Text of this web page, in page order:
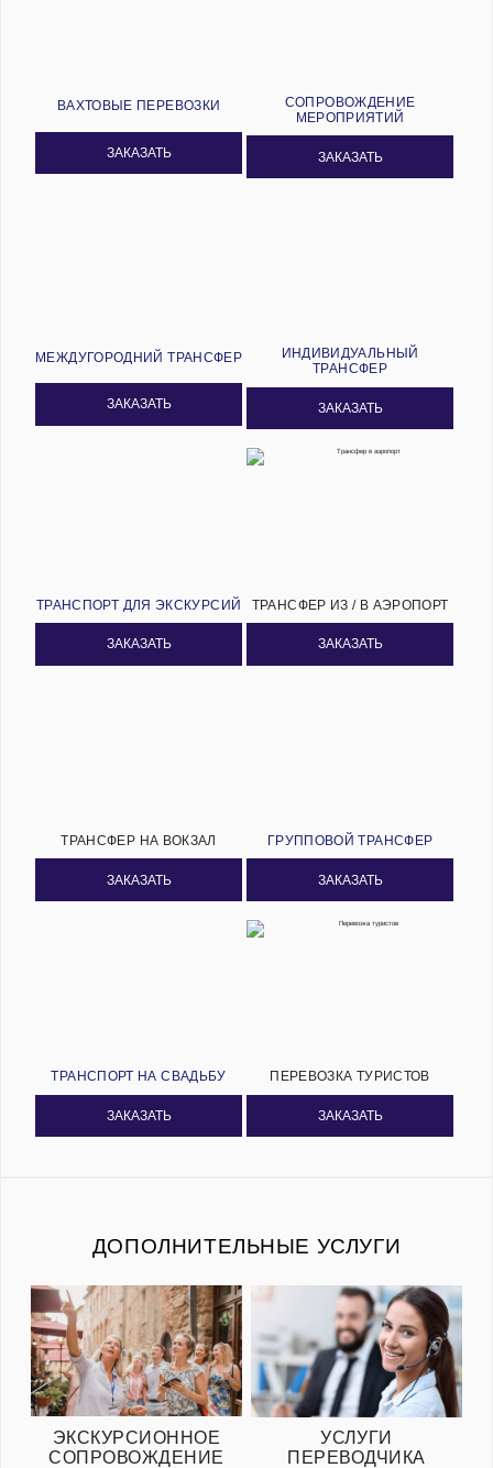
ВАХТОВЫЕ ПЕРЕВОЗКИ
ЗАКАЗАТЬ
СОПРОВОЖДЕНИЕ
МЕРОПРИЯТИЙ
ЗАКАЗАТЬ
МЕЖДУГОРОДНИЙ ТРАНСФЕР
ЗАКАЗАТЬ
ИНДИВИДУАЛЬНЫЙ
ТРАНСФЕР
ЗАКАЗАТЬ
ТРАНСПОРТ ДЛЯ ЭКСКУРСИЙ
ЗАКАЗАТЬ
ТРАНСФЕР ИЗ / В АЭРОПОРТ
ЗАКАЗАТЬ
ТРАНСФЕР НА ВОКЗАЛ
ЗАКАЗАТЬ
ГРУППОВОЙ ТРАНСФЕР
ЗАКАЗАТЬ
ТРАНСПОРТ НА СВАДЬБУ
ЗАКАЗАТЬ
ПЕРЕВОЗКА ТУРИСТОВ
ЗАКАЗАТЬ
ДОПОЛНИТЕЛЬНЫЕ УСЛУГИ
ЭКСКУРСИОННОЕ
СОПРОВОЖДЕНИЕ
УСЛУГИ
ПЕРЕВОДЧИКА